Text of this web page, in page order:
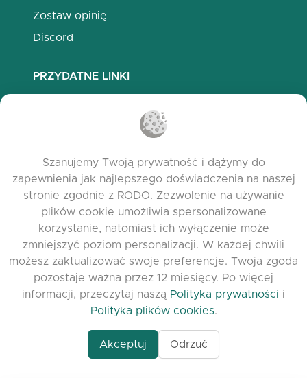
Zostaw opinię
Discord
PRZYDATNE LINKI
Warunki korzystania
Release Notes
Agent-7/Maximizing-
© 2026 clasora.com platform | Wszelkie prawa
zastrzeżone | Developed byC9 Group
Szanujemy Twoją prywatność i dążymy do
zapewnienia jak najlepszego doświadczenia na naszej
stronie zgodnie z RODO. Zezwolenie na używanie
plików cookie umożliwia spersonalizowane
korzystanie, natomiast ich wyłączenie może
zmniejszyć poziom personalizacji. W każdej chwili
możesz zaktualizować swoje preferencje. Twoja zgoda
pozostaje ważna przez 12 miesięcy. Po więcej
informacji, przeczytaj naszą Polityka prywatności i
Polityka plików cookies.
Akceptuj Odrzuć